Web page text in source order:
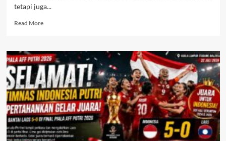
tetapi juga...
Read MoreRead
Final
Piala
Dunia
2026
Dinilai
Menjadi
Cermin
Kemunduran
Sepak
Bola